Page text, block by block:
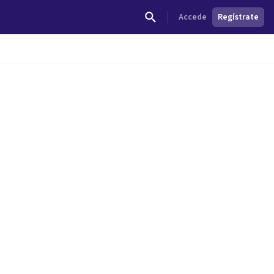
Accede Regístrate